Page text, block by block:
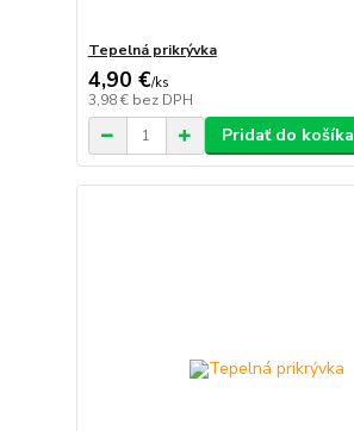
Tepelná prikrývka
4,90 €/ks
3,98 € bez DPH
Pridať do košíka